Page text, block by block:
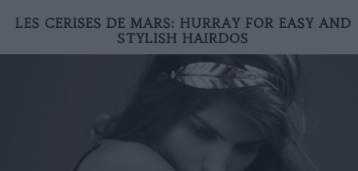
LES CERISES DE MARS: HURRAY FOR EASY AND
STYLISH HAIRDOS